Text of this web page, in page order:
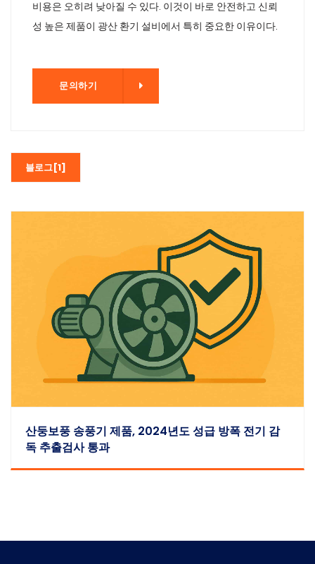
비용은 오히려 낮아질 수 있다. 이것이 바로 안전하고 신뢰
성 높은 제품이 광산 환기 설비에서 특히 중요한 이유이다.
문의하기
블로그[1]
산둥보풍 송풍기 제품, 2024년도 성급 방폭 전기 감
독 추출검사 통과